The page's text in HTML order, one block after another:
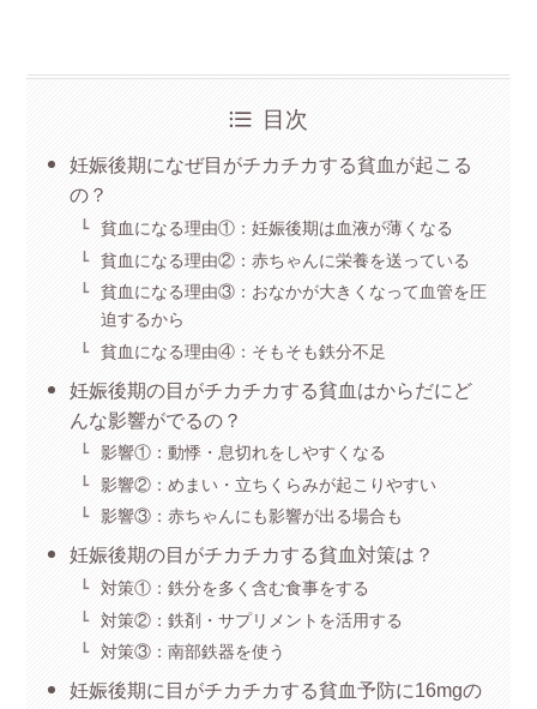
目次
妊娠後期になぜ目がチカチカする貧血が起こる
の？
貧血になる理由①：妊娠後期は血液が薄くなる
貧血になる理由②：赤ちゃんに栄養を送っている
貧血になる理由③：おなかが大きくなって血管を圧
迫するから
貧血になる理由④：そもそも鉄分不足
妊娠後期の目がチカチカする貧血はからだにど
んな影響がでるの？
影響①：動悸・息切れをしやすくなる
影響②：めまい・立ちくらみが起こりやすい
影響③：赤ちゃんにも影響が出る場合も
妊娠後期の目がチカチカする貧血対策は？
対策①：鉄分を多く含む食事をする
対策②：鉄剤・サプリメントを活用する
対策③：南部鉄器を使う
妊娠後期に目がチカチカする貧血予防に16mgの